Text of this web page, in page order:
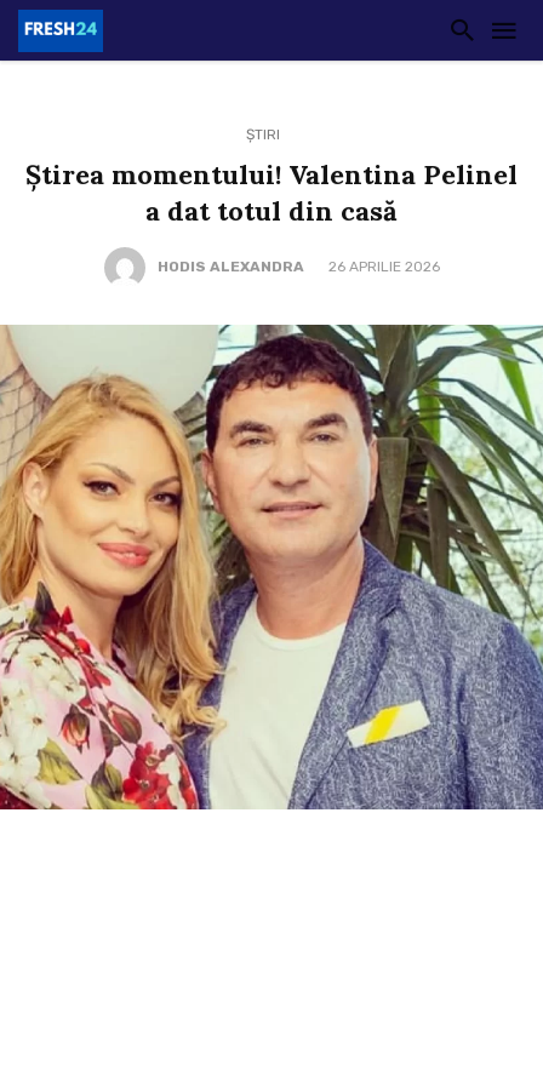
ȘTIRI
Știrea momentului! Valentina Pelinel
a dat totul din casă
HODIS ALEXANDRA 26 APRILIE 2026